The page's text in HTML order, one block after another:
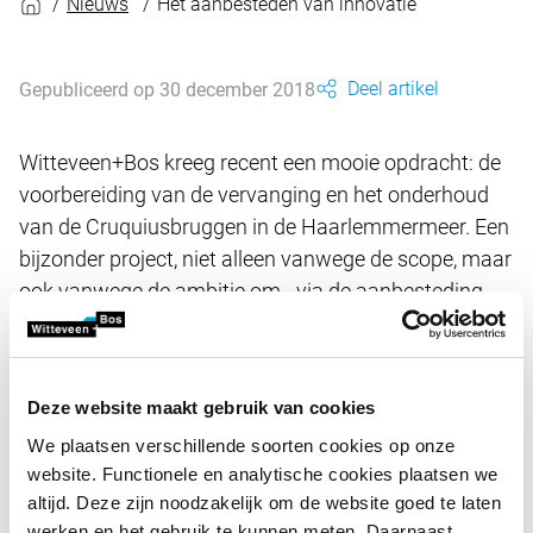
Deze website maakt gebruik van cookies
We plaatsen verschillende soorten cookies op onze
website. Functionele en analytische cookies plaatsen we
altijd. Deze zijn noodzakelijk om de website goed te laten
Gepubliceerd op 30 december 2018 Deel artikel
Witteveen+Bos kreeg recent een mooie opdracht: de
voorbereiding van de vervanging en het onderhoud
van de Cruquiusbruggen in de Haarlemmermeer. Een
bijzonder project, niet alleen vanwege de scope, maar
ook vanwege de ambitie om - via de aanbesteding -
duurzame innovaties te verkrijgen.
een relatief lange en intensieve procedure waarin met
meerdere partijen tegelijk wordt gesproken over hun
voorstellen. Dezelfde opzet is eerder gekozen voor de
aanbesteding van de Innovatieroute N737 voor de
provincie Overijssel. De resultaten daarvan zullen